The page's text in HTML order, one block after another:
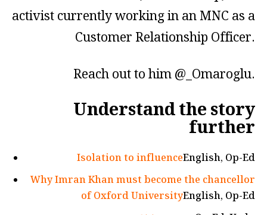
activist currently working in an MNC as a
Customer Relationship Officer.
Reach out to him @_Omaroglu.
Understand the story
further
Isolation to influenceEnglish, Op-Ed
Why Imran Khan must become the chancellor
of Oxford UniversityEnglish, Op-Ed